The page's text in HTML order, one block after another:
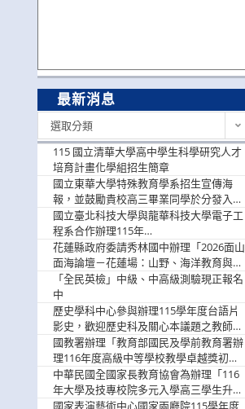
最新消息
選取分類
115 國立清華大學高中學生科學研究人才
培育計畫化學組招生簡章
國立東華大學特殊教育學系招生宣傳海
報，並鼓勵貴校高三畢業同學於分發入學
階段踴躍選填。
國立臺北科技大學與龍華科技大學電子工
程系合作辦理115年
「115.08.10~08.12「AI賦能應用於智慧半
導體研習營」，歡迎學生踴躍報名參加
花蓮縣政府委請秀林國中辦理「2026面山
面海論壇－花蓮場：山野、海洋教育與戶
外安全實務課程」，歡迎踴躍報名參加
「全民英檢」中級、中高級測驗現正報名
中
歷史學科中心參與辦理115學年度台語片
影史，歡迎歷史科及關心本議題之教師踴
躍報名參加
國教署辦理「教育部國民及學前教育署辦
理116年度高級中等學校教學卓越獎初選
實施計畫」，鼓勵教師踴躍報名
中華民國全國家長教育協會為辦理「116
年大學及技專校院多元入學高三學生升學
輔導家長說明會」
國家表演藝術中心國家兩廳院115學年度